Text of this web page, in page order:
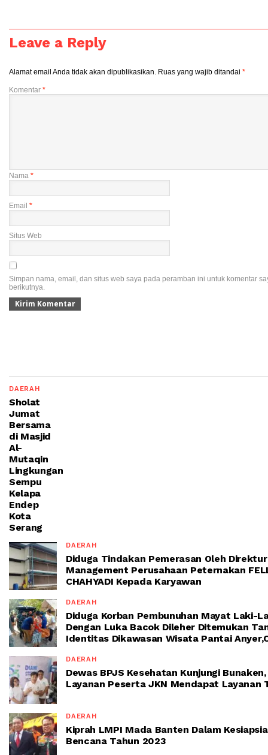
Leave a Reply
Alamat email Anda tidak akan dipublikasikan. Ruas yang wajib ditandai *
Komentar *
Nama *
Email *
Situs Web
Simpan nama, email, dan situs web saya pada peramban ini untuk komentar
berikutnya.
DAERAH
Sholat
Jumat
Bersama
di Masjid
Al-
Mutaqin
Lingkungan
Sempu
Kelapa
Endep
Kota
Serang
DAERAH
Diduga Tindakan Pemerasan Oleh
Management Perusahaan Peternakan
CHAHYADI Kepada Karyawan
DAERAH
Diduga Korban Pembunuhan Mayat Laki-
Dengan Luka Bacok Dileher Ditemukan
Identitas Dikawasan Wisata Pantai
DAERAH
Dewas BPJS Kesehatan Kunjungi
Layanan Peserta JKN Mendapat Layanan
DAERAH
Kiprah LMPI Mada Banten Dalam
Bencana Tahun 2023